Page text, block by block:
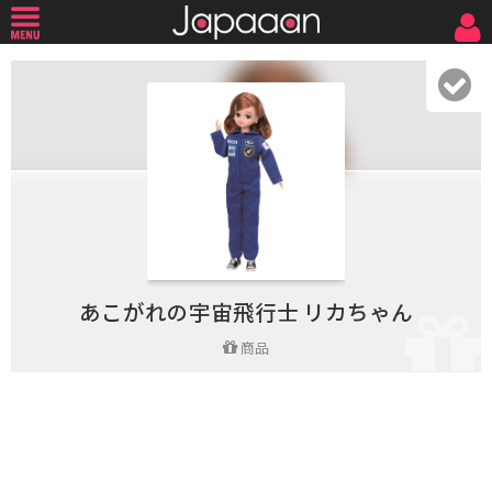
あこがれの宇宙飛行士 リカちゃん
商品